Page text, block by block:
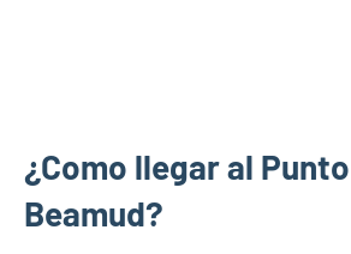
¿Como llegar al
Beamud?